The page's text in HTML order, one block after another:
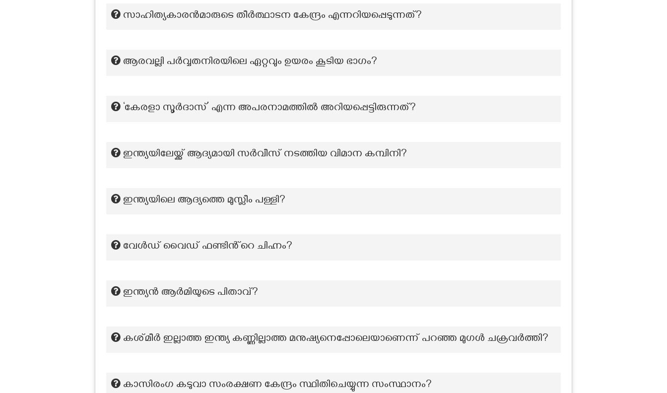
സാഹിത്യകാരൻമാരുടെ തീർത്ഥാടന കേന്ദ്രം എന്നറിയപ്പെടുന്നത്?
ആരവല്ലി പർവ്വതനിരയിലെ ഏറ്റവും ഉയരം കൂടിയ ഭാഗം?
‘കേരളാ സൂർദാസ്’ എന്ന അപരനാമത്തില്‍ അറിയപ്പെട്ടിരുന്നത്?
ഇന്ത്യയിലേയ്ക്ക് ആദ്യമായി സർവീസ് നടത്തിയ വിമാന കമ്പിനി?
ഇന്ത്യയിലെ ആദ്യത്തെ മുസ്ലീം പള്ളി?
വേൾഡ് വൈഡ് ഫണ്ടിൻ്റെ ചിഹ്നം?
ഇന്ത്യൻ ആർമിയുടെ പിതാവ്?
കശ്‍മീർ ഇല്ലാത്ത ഇന്ത്യ കണ്ണില്ലാത്ത മനുഷ്യനെപ്പോലെയാണെന്ന് പറഞ്ഞ മുഗൾ ചക്രവർത്തി?
കാസിരംഗ കടുവാ സംരക്ഷണ കേന്ദ്രം സ്ഥിതിചെയ്യുന്ന സംസ്ഥാനം?